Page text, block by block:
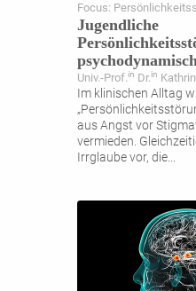
Focus:
Jugendliche
Univ.-Prof.in Dr.in
Im klinischen Alltag
aus Angst vor
vermieden.
Irrglaube vor, die...